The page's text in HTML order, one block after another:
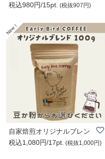
ーヒー|Early B..
税込980円/15pt. (税抜907円)
自家焙煎オリジナルブレン
ドコーヒー100g..
税込1,080円/17pt. (税抜1,000円)